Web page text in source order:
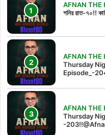
AFNAN THE
শনির রাত-৭০!!
AFNAN THE
Thursday
Episode_-
AFNAN THE
Thursday
-